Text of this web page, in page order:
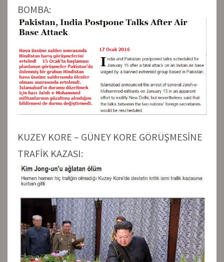
BOMBA:
KUZEY KORE – GÜNEY KORE GÖRÜŞMESİNE
TRAFİK KAZASI: